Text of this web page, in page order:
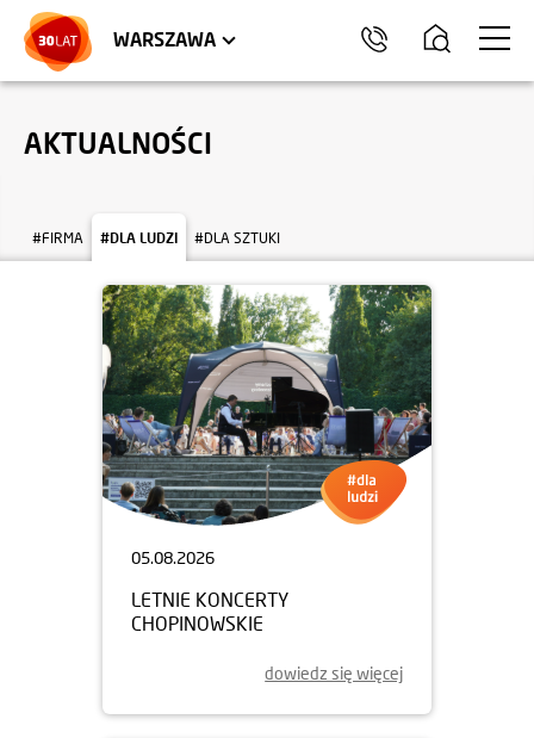
WARSZAWA
HEL
AKTUALNOŚCI
#FIRMA #DLA LUDZI #DLA SZTUKI
05.08.2026
LETNIE KONCERTY
CHOPINOWSKIE
dowiedz się więcej